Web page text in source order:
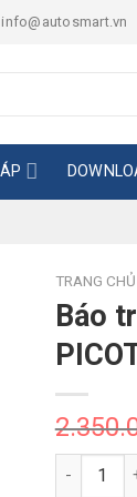
info@autosmart.vn
TRANG CHỦ
Báo
Báo trộm